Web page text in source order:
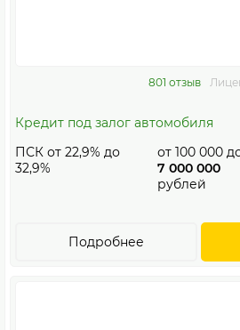
801 отзыв
Кредит под залог автомобиля
ПСК от 22,9% до
32,9%
от 100 000
7 000 000
рублей
Подробнее